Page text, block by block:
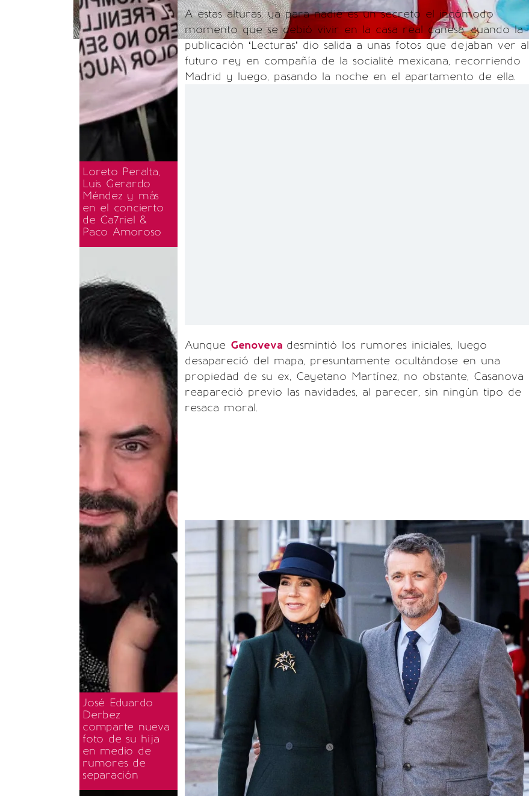
Loreto Peralta,
Luis Gerardo
Méndez y más
en el concierto
de Ca7riel &
Paco Amoroso
José Eduardo
Derbez
comparte nueva
foto de su hija
en medio de
rumores de
separación
A estas alturas, ya para nadie es un secreto el incómodo
momento que se debió vivir en la casa real danesa, cuando la
publicación ‘Lecturas’ dio salida a unas fotos que dejaban ver al
futuro rey en compañía de la socialité mexicana, recorriendo
Madrid y luego, pasando la noche en el apartamento de ella.
Aunque Genoveva desmintió los rumores iniciales, luego
desapareció del mapa, presuntamente ocultándose en una
propiedad de su ex, Cayetano Martínez, no obstante, Casanova
reapareció previo las navidades, al parecer, sin ningún tipo de
resaca moral.